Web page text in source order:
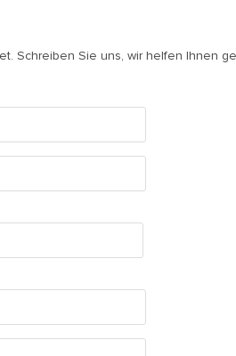
Schreiben Sie uns, wir helfen Ihnen